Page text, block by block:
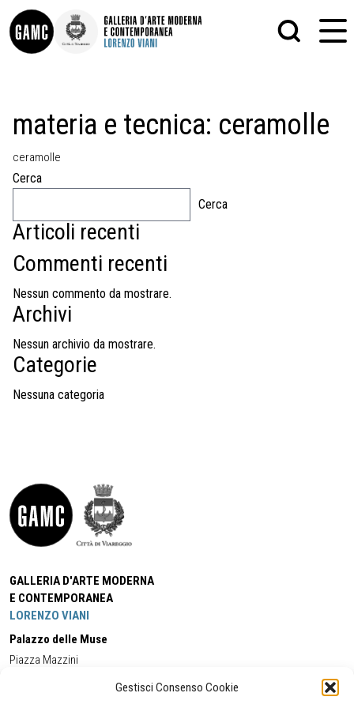
Gestisci Consenso Cookie
CONTATTI
SHOP
LE COLLEZIONI
LORENZO VIANI
MOSTRE
EVENTI
PALAZZO DELLE MUSE
GRAFICA
PITTURA
MATRICI XILOGRAFICHE
FOTOGRAFIA
materia e tecnica: ceramolle
ceramolle
Cerca
Cerca
Articoli recenti
Commenti recenti
Nessun commento da mostrare.
Archivi
Nessun archivio da mostrare.
Categorie
Nessuna categoria
GALLERIA D'ARTE MODERNA
E CONTEMPORANEA
LORENZO VIANI
Palazzo delle Muse
Piazza Mazzini
Cell:+39 338 5714978 (orario apertura Galleria)